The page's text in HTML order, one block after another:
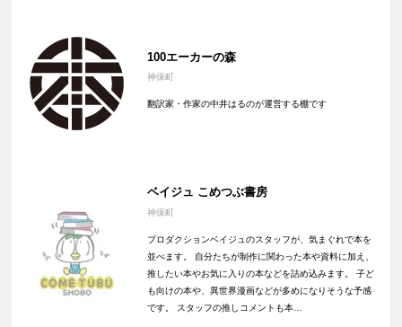
100エーカーの森
神保町
翻訳家・作家の中井はるのが運営する棚です
ベイジュ こめつぶ書房
神保町
プロダクションベイジュのスタッフが、気まぐれで本を
並べます。 自分たちが制作に関わった本や資料に加え、
推したい本やお気に入りの本などを詰め込みます。 子ど
も向けの本や、異世界漫画などが多めになりそうな予感
です。 スタッフの推しコメントも本…